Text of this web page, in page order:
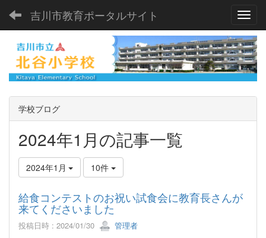
吉川市教育ポータルサイト
学校ブログ
2024年1月の記事一覧
2024年1月 10件
給食コンテストのお祝い試食会に教育長さんが
来てくださいました
投稿日時 : 2024/01/30 管理者